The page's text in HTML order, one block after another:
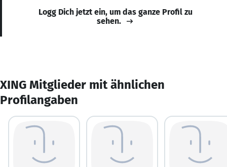
Logg Dich jetzt ein, um das ganze Profil zu
sehen.
XING Mitglieder mit ähnlichen
Profilangaben